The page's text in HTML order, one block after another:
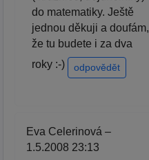
do matematiky. Ještě
jednou děkuji a doufám,
že tu budete i za dva
roky :-)
odpovědět
Eva Celerinová –
1.5.2008 23:13